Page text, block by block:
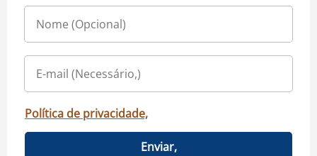
Política de privacidade,
Enviar,